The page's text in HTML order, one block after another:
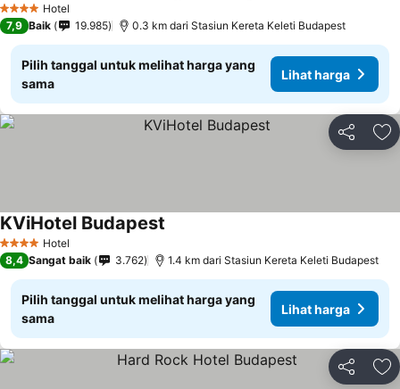
4 BintangHotel
7,9 Baik 19.985 0.3 km dari Stasiun Kereta Keleti Budapest
Pilih tanggal untuk melihat harga yang
sama
Lihat harga
Bagikan
4 BintangHotel
KViHotel Budapest
8,4 Sangat baik 3.762 1.4 km dari Stasiun Kereta Keleti Budapest
Pilih tanggal untuk melihat harga yang
sama
Lihat harga
Bagikan